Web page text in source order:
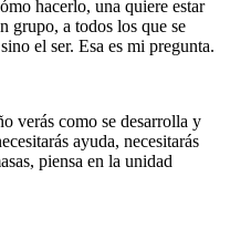
hacerlo, una quiere estar
grupo, a todos los que se
el ser. Esa es mi pregunta.
verás como se desarrolla y
ayuda, necesitarás
piensa en la unidad